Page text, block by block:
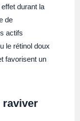
durant la
de
actifs
le rétinol doux
favorisent un
raviver